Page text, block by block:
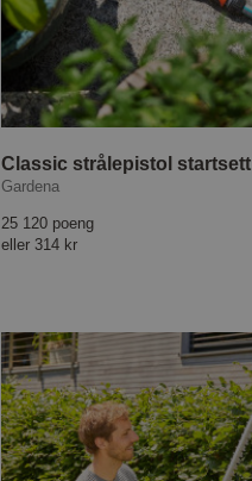
Classic strålepistol startsett
Gardena
25 120 poeng
eller 314 kr